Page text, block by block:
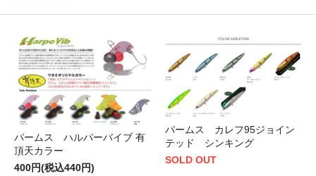
パームス ハルパーバイブ 有
頂天カラー
400円(税込440円)
パームス カレフ95ジョイン
テッド シンキング
SOLD OUT